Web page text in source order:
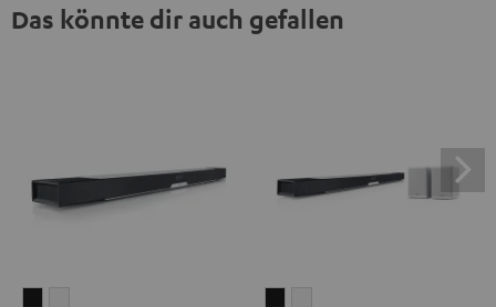
Das könnte dir auch gefallen